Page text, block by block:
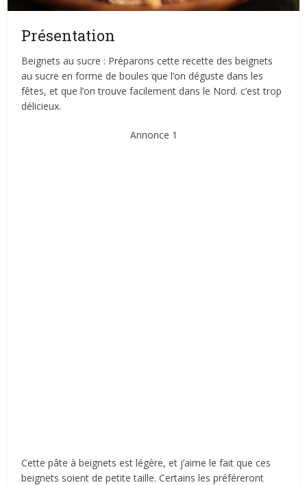
Présentation
Beignets au sucre : Préparons cette recette des beignets
au sucre en forme de boules que l’on déguste dans les
fêtes, et que l’on trouve facilement dans le Nord. c’est trop
délicieux.
Annonce 1
Cette pâte à beignets est légère, et j’aime le fait que ces
beignets soient de petite taille. Certains les préféreront